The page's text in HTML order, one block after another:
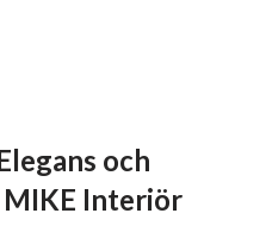
och
Interiör